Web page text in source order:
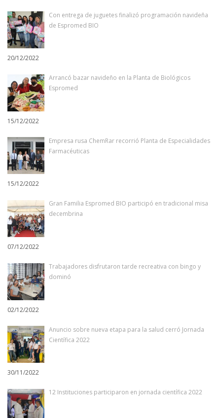
Con entrega de juguetes finalizó programación navideña
de Espromed BIO
20/12/2022
Arrancó bazar navideño en la Planta de Biológicos
Espromed
15/12/2022
Empresa rusa ChemRar recorrió Planta de Especialidades
Farmacéuticas
15/12/2022
Gran Familia Espromed BIO participó en tradicional misa
decembrina
07/12/2022
Trabajadores disfrutaron tarde recreativa con bingo y
dominó
02/12/2022
Anuncio sobre nueva etapa para la salud cerró Jornada
Científica 2022
30/11/2022
12 Instituciones participaron en jornada científica 2022